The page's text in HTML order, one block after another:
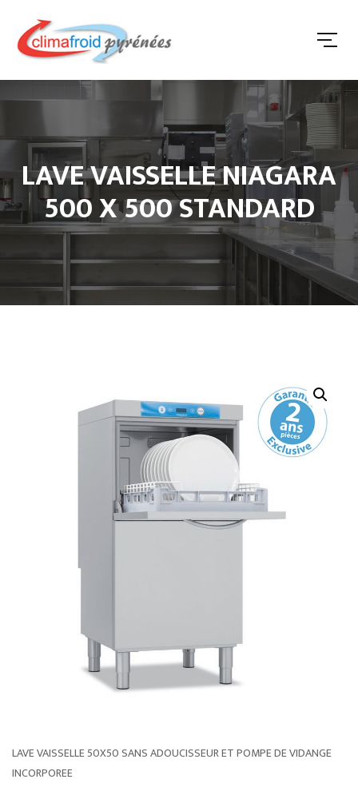
LAVE VAISSELLE NIAGARA
500 X 500 STANDARD
LAVE VAISSELLE 50X50 SANS ADOUCISSEUR ET POMPE DE VIDANGE
INCORPOREE